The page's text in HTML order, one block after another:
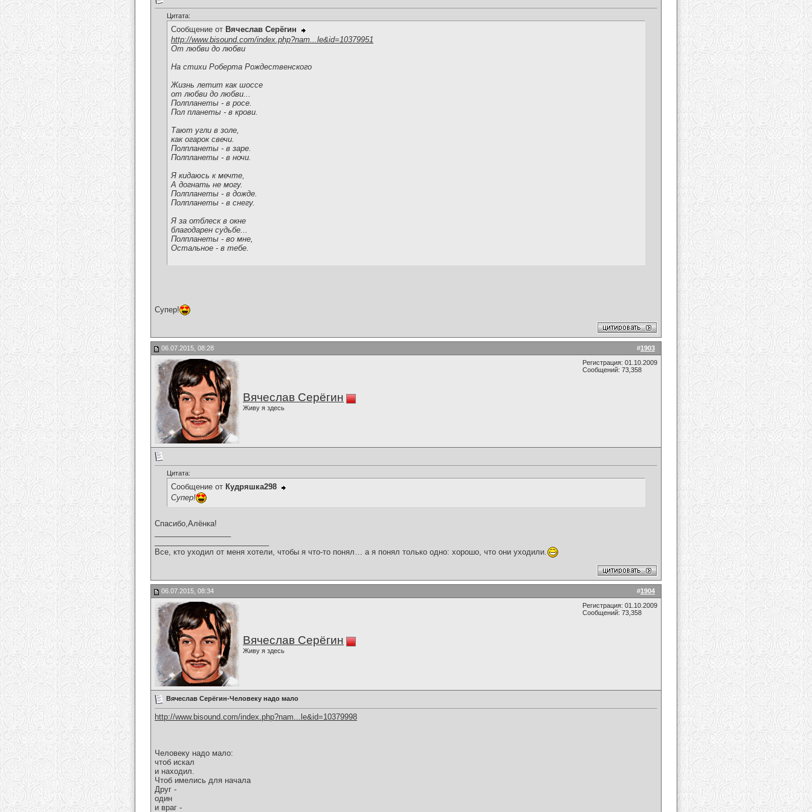
Цитата:
Сообщение от Вячеслав Серёгин
http://www.bisound.com/index.php?nam...le&id=10379951
От любви до любви
На стихи Роберта Рождественского
Жизнь летит как шоссе
от любви до любви...
Полпланеты - в росе.
Пол планеты - в крови.
Тают угли в золе,
как огарок свечи.
Полпланеты - в заре.
Полпланеты - в ночи.
Я кидаюсь к мечте,
А догнать не могу.
Полпланеты - в дожде.
Полпланеты - в снегу.
Я за отблеск в окне
благодарен судьбе...
Полпланеты - во мне,
Остальное - в тебе.
Супер!
#1903
06.07.2015, 08:28
Вячеслав Серёгин
Живу я здесь
Регистрация: 01.10.2009
Сообщений: 73,358
Цитата:
Сообщение от Кудряшка298
Супер!
Спасибо,Алёнка!
Все, кто уходил от меня хотели, чтобы я что-то понял… а я понял только одно: хорошо, что они уходили.
#1904
06.07.2015, 08:34
Вячеслав Серёгин
Живу я здесь
Регистрация: 01.10.2009
Сообщений: 73,358
Вячеслав Серёгин-Человеку надо мало
http://www.bisound.com/index.php?nam...le&id=10379998
Человеку надо мало:
чтоб искал
и находил.
Чтоб имелись для начала
Друг -
один
и враг -